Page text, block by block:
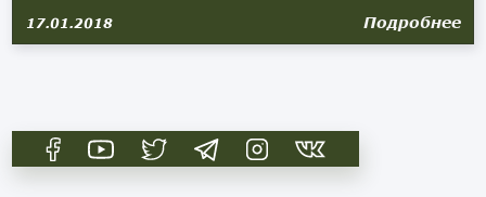
17.01.2018 Подробнее